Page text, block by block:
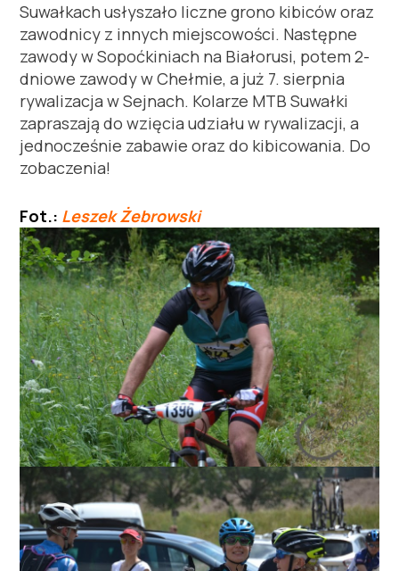
Suwałkach usłyszało liczne grono kibiców oraz
zawodnicy z innych miejscowości. Następne
zawody w Sopoćkiniach na Białorusi, potem 2-
dniowe zawody w Chełmie, a już 7. sierpnia
rywalizacja w Sejnach. Kolarze MTB Suwałki
zapraszają do wzięcia udziału w rywalizacji, a
jednocześnie zabawie oraz do kibicowania. Do
zobaczenia!
Fot.: Leszek Żebrowski